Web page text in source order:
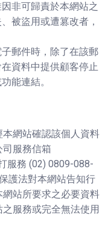
非可歸責於本網站之
被盜用或遭篡改者，
郵件時，除了在該郵
資料中提供顧客停止
能連結。
網站確認該個人資料
服務信箱
服務 (02) 0809-088-
護法對本網站告知行
站所要求之必要資料
服務或完全無法使用